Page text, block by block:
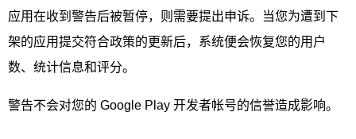
应用在收到警告后被暂停，则需要提出申诉。当您为遭到下
架的应用提交符合政策的更新后，系统便会恢复您的用户
数、统计信息和评分。
警告不会对您的 Google Play 开发者帐号的信誉造成影响。